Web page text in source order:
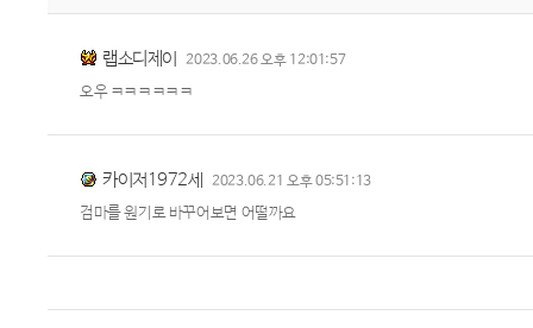
랩소디제이 2023.06.26 오후 12:01:57
오우 ㅋㅋㅋㅋㅋㅋ
카이저1972세 2023.06.21 오후 05:51:13
검마를 원기로 바꾸어보면 어떨까요